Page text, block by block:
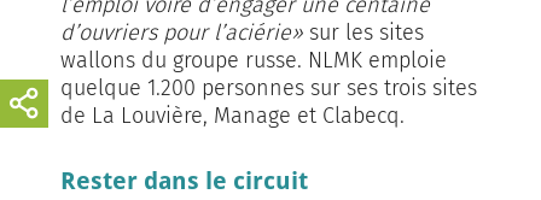
d’ouvriers pour l’aciérie» sur les sites
wallons du groupe russe. NLMK emploie
quelque 1.200 personnes sur ses trois sites
de La Louvière, Manage et Clabecq.
Rester dans le circuit